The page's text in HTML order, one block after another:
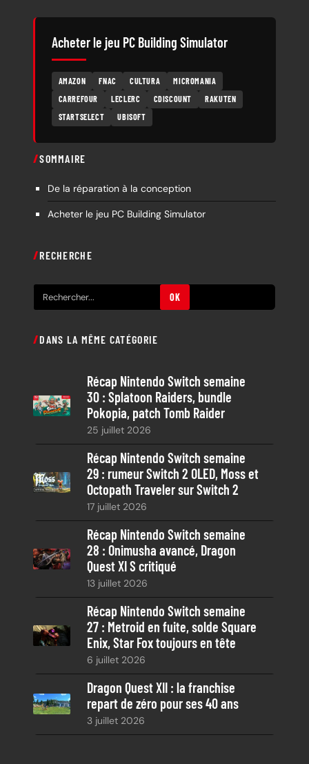
Acheter le jeu PC Building Simulator
AMAZON FNAC CULTURA
MICROMANIA
CARREFOUR
LECLERC CDISCOUNT
RAKUTEN
STARTSELECT
UBISOFT
SOMMAIRE
De la réparation à la conception
Acheter le jeu PC Building Simulator
RECHERCHE
e
h
c
h
OK
DANS LA MÊME CATÉGORIE
Récap Nintendo Switch semaine
30 : Splatoon Raiders, bundle
Pokopia, patch Tomb Raider
25 juillet 2026
Récap Nintendo Switch semaine
29 : rumeur Switch 2 OLED, Moss et
Octopath Traveler sur Switch 2
17 juillet 2026
Récap Nintendo Switch semaine
28 : Onimusha avancé, Dragon
Quest XI S critiqué
13 juillet 2026
Récap Nintendo Switch semaine
27 : Metroid en fuite, solde Square
Enix, Star Fox toujours en tête
6 juillet 2026
Dragon Quest XII : la franchise
repart de zéro pour ses 40 ans
3 juillet 2026